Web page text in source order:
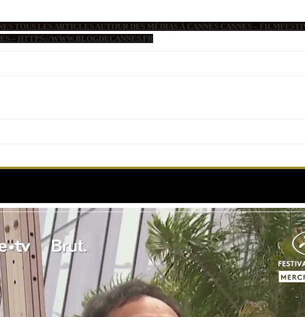
TOUS LES ARTICLES AUTOUR DES MÉDIAS À CANNES CANNES –
– HTTPS://WWW.BLOGDECANNES.FR